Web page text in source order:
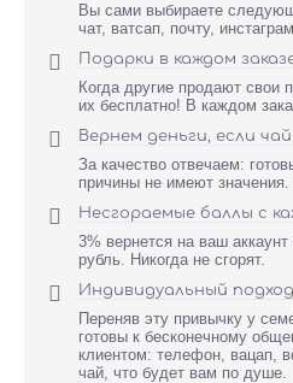
Вы сами выбираете
чат, ватсап, почту, инстаграм
 Подарки в каждом
Когда другие продают свои
их бесплатно! В каждом
 Вернем деньги, если
За качество отвечаем:
причины не имеют значения.
 Несгораемые баллы с
3% вернется на ваш
рубль. Никогда не сгорят.
 Индивидуальный
Переняв эту привычку у
готовы к бесконечному
клиентом: телефон, вацап,
чай, что будет вам по душе.